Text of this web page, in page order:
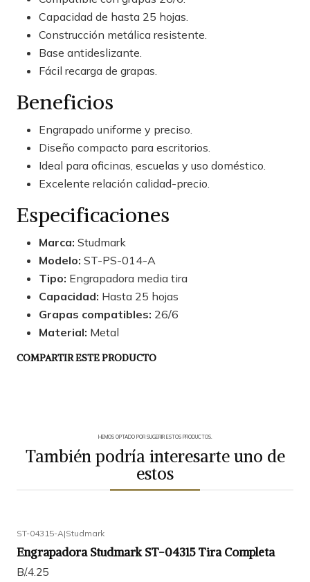
Capacidad de hasta 25 hojas.
Construcción metálica resistente.
Base antideslizante.
Fácil recarga de grapas.
Beneficios
Engrapado uniforme y preciso.
Diseño compacto para escritorios.
Ideal para oficinas, escuelas y uso doméstico.
Excelente relación calidad-precio.
Especificaciones
Marca: Studmark
Modelo: ST-PS-014-A
Tipo: Engrapadora media tira
Capacidad: Hasta 25 hojas
Grapas compatibles: 26/6
Material: Metal
COMPARTIR ESTE PRODUCTO
HEMOS OPTADO POR SUGERIR ESTOS PRODUCTOS.
También podría interesarte uno de
estos
ST-04315-A|Studmark
Engrapadora Studmark ST-04315 Tira Completa
B/.4.25